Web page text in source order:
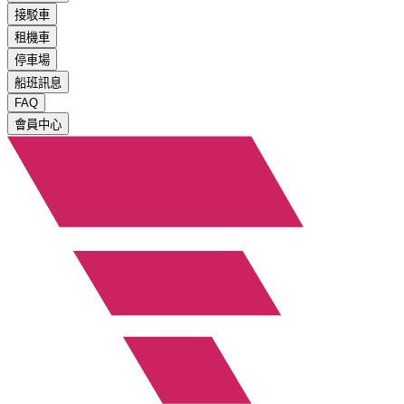
接駁車
租機車
停車場
船班訊息
FAQ
會員中心